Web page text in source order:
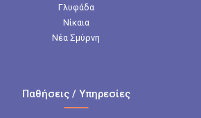
Γλυφάδα
Νίκαια
Νέα Σμύρνη
Παθήσεις / Υπηρεσίες